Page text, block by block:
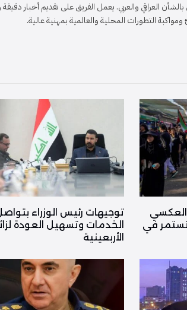
العراقي والعربي. يعمل الفريق على تقديم أخبار
التطورات المحلية والعالمية بمهنية عالية.
العكسي
تستمر في
توجيهات رئيس الوزراء
الخدمات وتسهيل العودة
الأربعينية